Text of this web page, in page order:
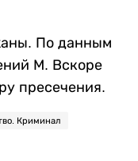
По данным
М. Вскоре
пресечения.
Криминал